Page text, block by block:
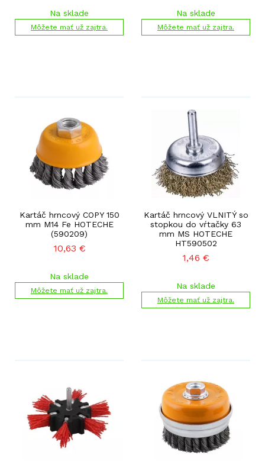
Na sklade
Môžete mať už zajtra.
Na sklade
Môžete mať už zajtra.
Kartáč hrncový COPY 150
mm M14 Fe HOTECHE
(590209)
10,63 €
Na sklade
Môžete mať už zajtra.
Kartáč hrncový VLNITÝ so
stopkou do vŕtačky 63
mm MS HOTECHE
HT590502
1,46 €
Na sklade
Môžete mať už zajtra.